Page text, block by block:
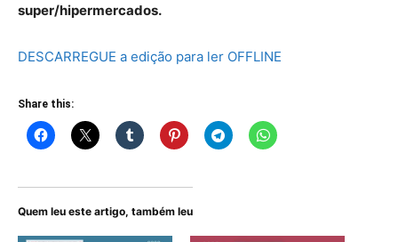
super/hipermercados.
DESCARREGUE a edição para ler OFFLINE
Share this:
Quem leu este artigo, também leu